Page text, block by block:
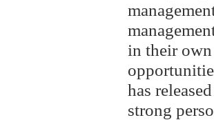
in their
has
strong